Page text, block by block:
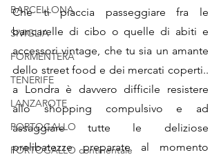
BARCELLONA
SIVIGLIA
FORMENTERA
TENERIFE
LANZAROTE
PORTOGALLO
PORTOGALLO continentale
Che ti piaccia passeggiare fra le
bancarelle di cibo o quelle di abiti e
accessori vintage, che tu sia un amante
dello street food e dei mercati coperti..
a Londra è davvero difficile resistere
allo shopping compulsivo e ad
assaggiare tutte le deliziose
prelibatezze preparate al momento